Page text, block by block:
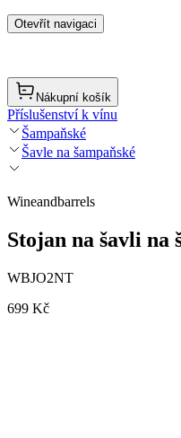
Otevřít navigaci
Nákupní košík
Příslušenství k vínu
Šampaňské
Šavle na šampaňské
Wineandbarrels
Stojan na šavli na
WBJO2NT
699 Kč